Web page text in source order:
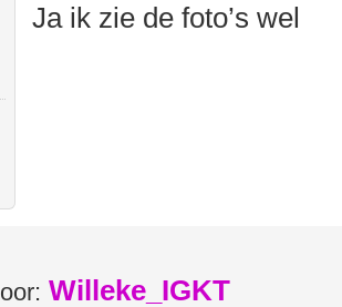
Ja ik zie de foto’s wel
Willeke_IGKT